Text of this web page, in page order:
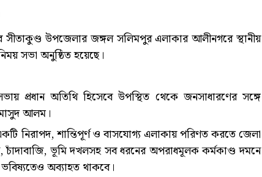
সীতাকুণ্ড উপজেলার জঙ্গল সলিমপুর এলাকার আলীনগরে স্থানীয়
সভা অনুষ্ঠিত হয়েছে।
প্রধান অতিথি হিসেবে উপস্থিত থেকে জনসাধারণের সঙ্গে
আলম।
নিরাপদ, শান্তিপূর্ণ ও বাসযোগ্য এলাকায় পরিণত করতে জেলা
ভূমি দখলসহ সব ধরনের অপরাধমূলক কর্মকাণ্ড দমনে
অব্যাহত থাকবে।